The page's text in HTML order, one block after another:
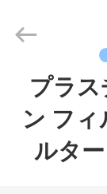
2026
Technologyプラス
ン フィ
ルタ